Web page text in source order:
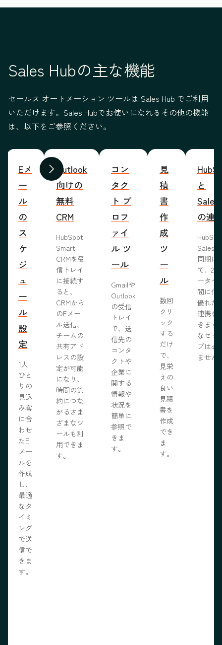
Sales Hubの主な機能
セールス オートメーション ツールは Sales Hub でご利用
いただけます。Sales Hubでお使いになれるその他の機能
は、以下をご参照ください。
前へ 次へ
Eメ
ー
ル
の
ス
ケ
ジ
ュ
ー
ル
設
定
1人
ひと
りの
見込
み客
に合
わせ
たE
メー
ルを
作成
し、
最適
なタ
イミ
ング
で送
信で
きま
す。
Outlook
向けの
無料
CRM
HubSpot
Smart
CRMを受
信トレイ
に接続す
ると、
CRMから
のEメー
ル送信、
チームの
共有アド
レスの設
定が可能
になり、
時間の節
約につな
がるさま
ざまなツ
ールも利
用できま
す。
コン
タク
ト プ
ロフ
ァイ
ル ツ
ール
Gmailや
Outlook
の受信
トレイ
で、送
信先の
コンタ
クトや
企業に
関する
情報や
状況を
簡単に
参照で
きま
す。
見
積
書
作
成
ツ
ー
ル
数回
クリ
ック
する
だけ
で、
見栄
えの
良い
見積
書を
作成
でき
ま
す。
と
の連
同期に
て、2
ータベ
間に信
優れた
連携を
きます
なセッ
プは必
ません